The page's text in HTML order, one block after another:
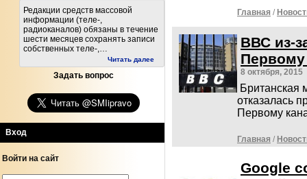
Редакции средств массовой
информации (теле-,
радиоканалов) обязаны в течение
шести месяцев сохранять записи
собственных теле-,…
Читать далее
Задать вопрос
Вход
Войти на сайт
Главная /
ВВС из-
8 октября, 2015
Британская
отказалась
Первому
Главная /
Google